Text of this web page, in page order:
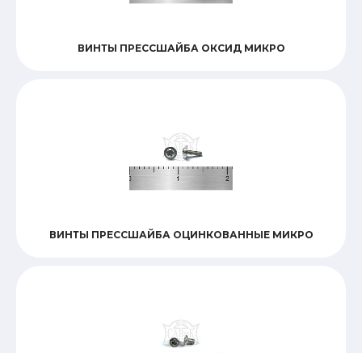
ВИНТЫ ПРЕССШАЙБА ОКСИД МИКРО
ВИНТЫ ПРЕССШАЙБА ОЦИНКОВАННЫЕ МИКРО